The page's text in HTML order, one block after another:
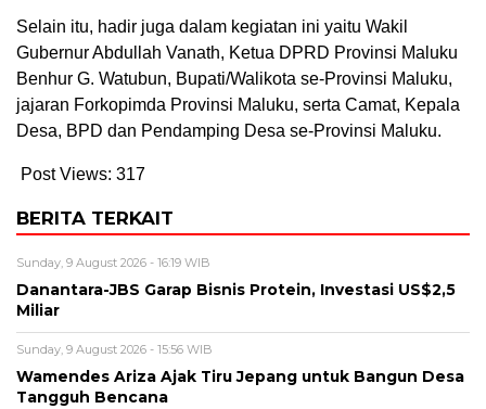
Selain itu, hadir juga dalam kegiatan ini yaitu Wakil
Gubernur Abdullah Vanath, Ketua DPRD Provinsi Maluku
Benhur G. Watubun, Bupati/Walikota se-Provinsi Maluku,
jajaran Forkopimda Provinsi Maluku, serta Camat, Kepala
Desa, BPD dan Pendamping Desa se-Provinsi Maluku.
Post Views: 317
BERITA TERKAIT
Sunday, 9 August 2026 - 16:19 WIB
Danantara-JBS Garap Bisnis Protein, Investasi US$2,5
Miliar
Sunday, 9 August 2026 - 15:56 WIB
Wamendes Ariza Ajak Tiru Jepang untuk Bangun Desa
Tangguh Bencana